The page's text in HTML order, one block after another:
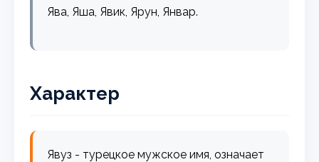
Ява, Яша, Явик, Ярун, Январ.
Характер
Явуз - турецкое мужское имя, означает